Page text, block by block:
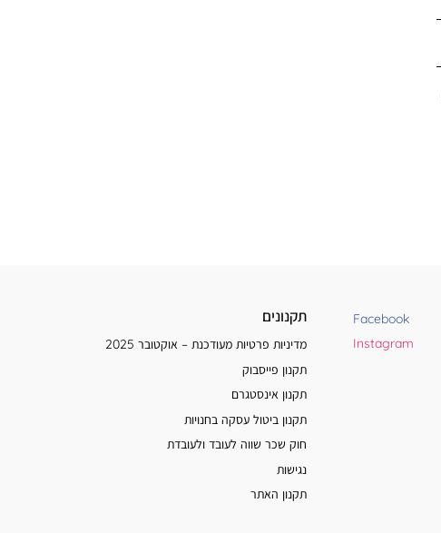
Facebook
Instagram
תקנונים
מדיניות פרטיות מעודכנת – אוקטובר 2025
תקנון פייסבוק
תקנון אינסטגרם
תקנון ביטול עסקה בחנויות
חוק שכר שווה לעובד ולעובדת
נגישות
תקנון האתר